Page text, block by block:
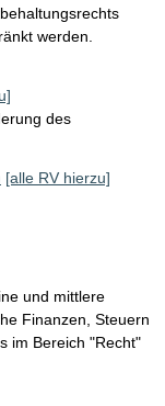
werden.
des
[alle RV hierzu]
und mittlere
Finanzen, Steuern
im Bereich "Recht"